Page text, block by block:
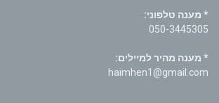
* מענה טלפוני:
050-3445305
* מענה מהיר למיילים:
haimhen1@gmail.com